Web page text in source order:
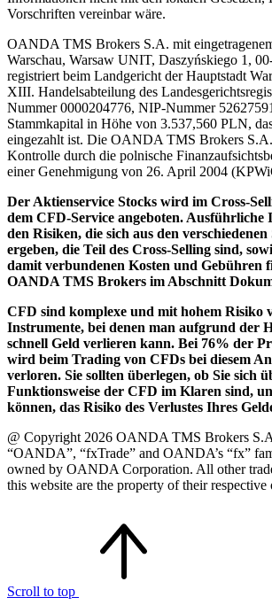
Vorschriften vereinbar wäre.
OANDA TMS Brokers S.A. mit
Warschau, Warsaw UNIT, Daszyńskiego 1,
registriert beim Landgericht der Hauptstadt
XIII. Handelsabteilung des
Nummer 0000204776, NIP-Nummer
Stammkapital in Höhe von 3.537,560 PLN,
eingezahlt ist. Die OANDA TMS Brokers
Kontrolle durch die polnische
einer Genehmigung von 26. April 2004
Der Aktienservice Stocks wird im Cross-
dem CFD-Service angeboten. Ausführliche
den Risiken, die sich aus den verschiedenen
ergeben, die Teil des Cross-Selling sind,
damit verbundenen Kosten und Gebühren
OANDA TMS Brokers im Abschnitt
CFD sind komplexe und mit hohem Risiko
Instrumente, bei denen man aufgrund der
schnell Geld verlieren kann. Bei 76% der
wird beim Trading von CFDs bei diesem
verloren. Sie sollten überlegen, ob Sie sich
Funktionsweise der CFD im Klaren sind,
können, das Risiko des Verlustes Ihres
@ Copyright 2026 OANDA TMS Brokers
“OANDA”, “fxTrade” and OANDA’s “fx”
owned by OANDA Corporation. All other
this website are the property of their respective
Scroll to top